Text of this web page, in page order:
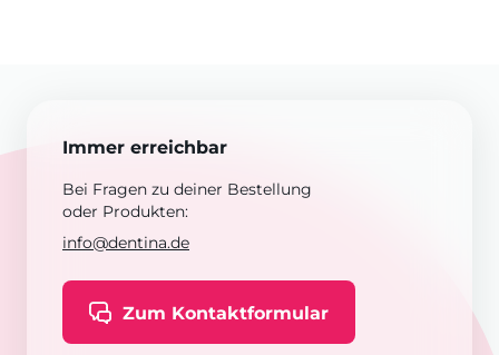
Immer erreichbar
Bei Fragen zu deiner Bestellung
oder Produkten:
info@dentina.de
Zum Kontaktformular